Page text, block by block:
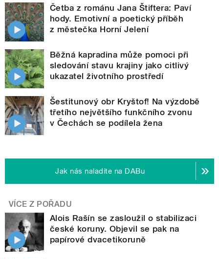
Četba z románu Jana Štiftera: Paví
hody. Emotivní a poetický příběh
z městečka Horní Jelení
Běžná kapradina může pomoci při
sledování stavu krajiny jako citlivý
ukazatel životního prostředí
Šestitunový obr Kryštof! Na výzdobě
třetího největšího funkčního zvonu
v Čechách se podílela žena
Jak nás naladíte na DABu
VÍCE Z POŘADU
Alois Rašín se zasloužil o stabilizaci
české koruny. Objevil se pak na
papírové dvacetikoruně